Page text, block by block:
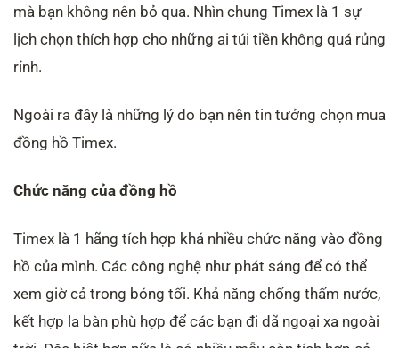
mà bạn không nên bỏ qua. Nhìn chung Timex là 1 sự
lịch chọn thích hợp cho những ai túi tiền không quá rủng
rỉnh.
Ngoài ra đây là những lý do bạn nên tin tưởng chọn mua
đồng hồ Timex.
Chức năng của đồng hồ
Timex là 1 hãng tích hợp khá nhiều chức năng vào đồng
hồ của mình. Các công nghệ như phát sáng để có thể
xem giờ cả trong bóng tối. Khả năng chống thấm nước,
kết hợp la bàn phù hợp để các bạn đi dã ngoại xa ngoài